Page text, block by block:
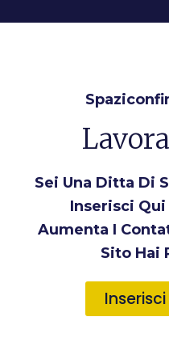
Sei Una Ditta Di
Inserisci Qui
Aumenta I
Sito Hai